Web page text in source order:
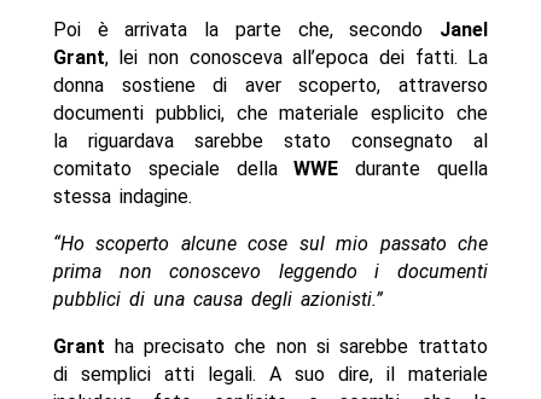
Poi è arrivata la parte che, secondo Janel
Grant, lei non conosceva all’epoca dei fatti. La
donna sostiene di aver scoperto, attraverso
documenti pubblici, che materiale esplicito che
la riguardava sarebbe stato consegnato al
comitato speciale dellaWWE durante quella
stessa indagine.
“Ho scoperto alcune cose sul mio passato che
prima non conoscevo leggendo i documenti
pubblici di una causa degli azionisti.”
Grant ha precisato che non si sarebbe trattato
di semplici atti legali. A suo dire, il materiale